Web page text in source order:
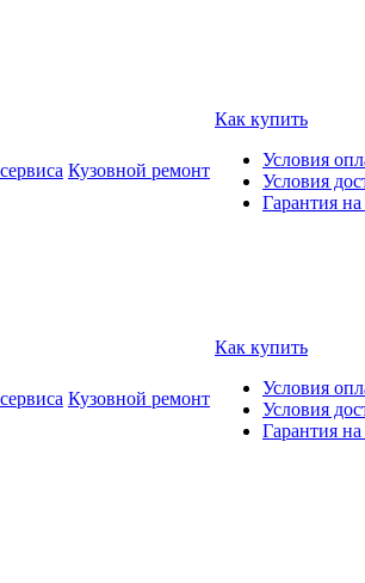
Кузовной ремонт
Как купить
Условия
Условия
Гарантия на
Кузовной ремонт
Как купить
Условия
Условия
Гарантия на